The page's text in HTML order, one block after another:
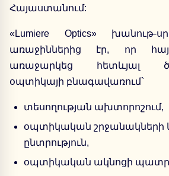
Հայաստանում:
«Lumiere Optics» խանութ-
առաջիններից էր, որ
առաջարկեց հետևյալ
օպտիկայի բնագավառում`
տեսողության ախտորոշում,
օպտիկական շրջանակների
ընտրություն,
օպտիկական ակնոցի